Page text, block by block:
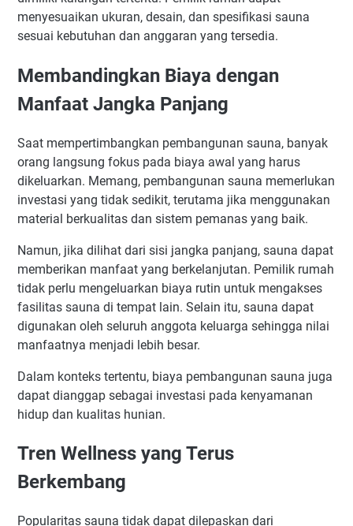
menyesuaikan ukuran, desain, dan spesifikasi sauna
sesuai kebutuhan dan anggaran yang tersedia.
Membandingkan Biaya dengan
Manfaat Jangka Panjang
Saat mempertimbangkan pembangunan sauna, banyak
orang langsung fokus pada biaya awal yang harus
dikeluarkan. Memang, pembangunan sauna memerlukan
investasi yang tidak sedikit, terutama jika menggunakan
material berkualitas dan sistem pemanas yang baik.
Namun, jika dilihat dari sisi jangka panjang, sauna dapat
memberikan manfaat yang berkelanjutan. Pemilik rumah
tidak perlu mengeluarkan biaya rutin untuk mengakses
fasilitas sauna di tempat lain. Selain itu, sauna dapat
digunakan oleh seluruh anggota keluarga sehingga nilai
manfaatnya menjadi lebih besar.
Dalam konteks tertentu, biaya pembangunan sauna juga
dapat dianggap sebagai investasi pada kenyamanan
hidup dan kualitas hunian.
Tren Wellness yang Terus
Berkembang
Popularitas sauna tidak dapat dilepaskan dari